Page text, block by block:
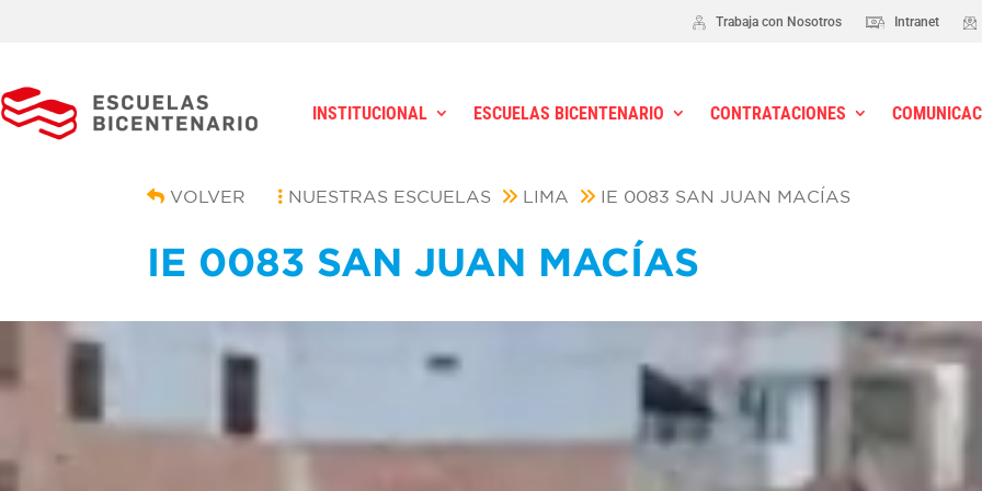
Trabaja con Nosotros Intranet
INSTITUCIONAL ESCUELAS BICENTENARIO CONTRATACIONES
VOLVER NUESTRAS ESCUELAS LIMA IE 0083 SAN JUAN MACÍAS
IE 0083 SAN JUAN MACÍAS